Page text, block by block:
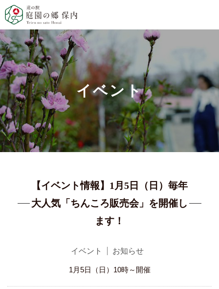
イベント
【イベント情報】1月5日（日）毎年
大人気「ちんころ販売会」を開催し
ます！
イベント お知らせ
1月5日（日）10時～開催